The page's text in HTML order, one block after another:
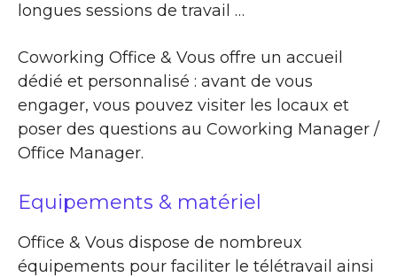
longues sessions de travail …
Coworking Office & Vous offre un accueil
dédié et personnalisé : avant de vous
engager, vous pouvez visiter les locaux et
poser des questions au Coworking Manager /
Office Manager.
Equipements & matériel
Office & Vous dispose de nombreux
équipements pour faciliter le télétravail ainsi